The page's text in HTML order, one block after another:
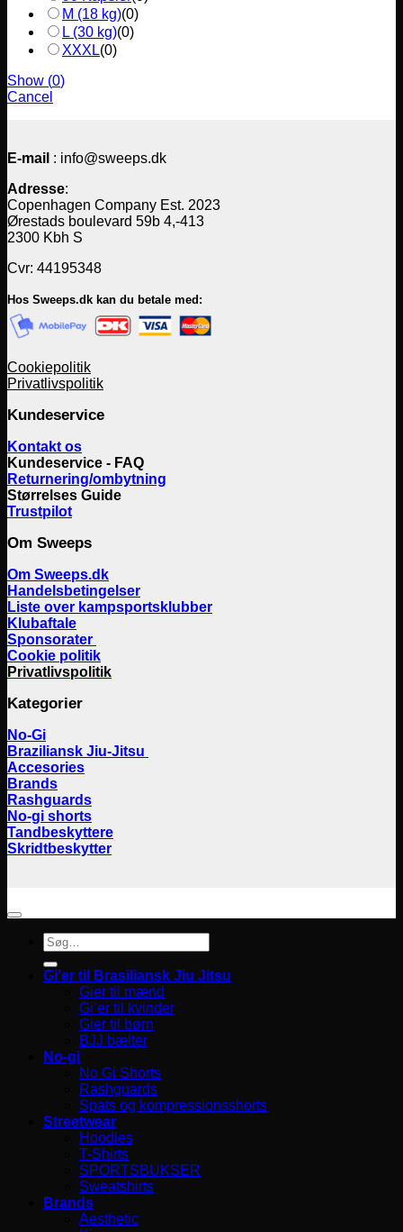
M (18 kg)(0)
L (30 kg)(0)
XXXL(0)
Show (0)
Cancel
E-mail : info@sweeps.dk
Adresse:
Copenhagen Company Est. 2023
Ørestads boulevard 59b 4,-413
2300 Kbh S
Cvr: 44195348
Hos Sweeps.dk kan du betale med:
Cookiepolitik
Privatlivspolitik
Kundeservice
Kontakt os
Kundeservice - FAQ
Returnering/ombytning
Størrelses Guide
Trustpilot
Om Sweeps
Om Sweeps.dk
Handelsbetingelser
Liste over kampsportsklubber
Klubaftale
Sponsorater
Cookie politik
Privatlivspolitik
Kategorier
No-Gi
Braziliansk Jiu-Jitsu
Accesories
Brands
Rashguards
No-gi shorts
Tandbeskyttere
Skridtbeskytter
Søg
efter:
Gi’er til Brasiliansk Jiu Jitsu
Gier til mænd
Gi’er til kvinder
Gier til børn
BJJ bælter
No-gi
No Gi Shorts
Rashguards
Spats og kompressionsshorts
Streetwear
Hoodies
T-Shirts
SPORTSBUKSER
Sweatshirts
Brands
Aesthetic